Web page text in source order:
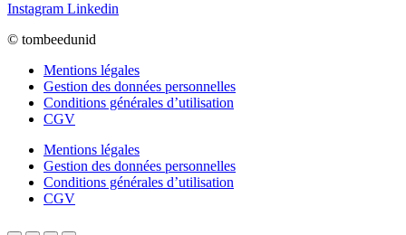
Instagram Linkedin
© tombeedunid
Mentions légales
Gestion des données personnelles
Conditions générales d’utilisation
CGV
Mentions légales
Gestion des données personnelles
Conditions générales d’utilisation
CGV